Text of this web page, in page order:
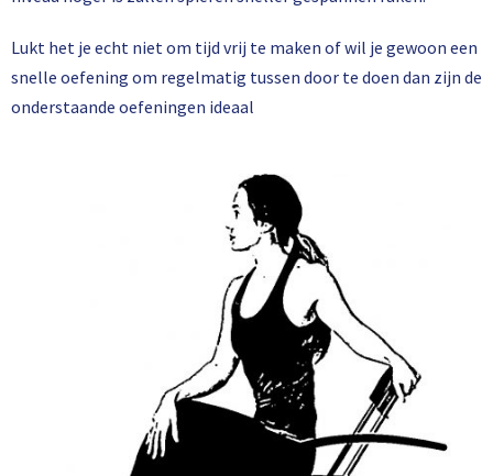
Lukt het je echt niet om tijd vrij te maken of wil je gewoon een
snelle oefening om regelmatig tussen door te doen dan zijn de
onderstaande oefeningen ideaal